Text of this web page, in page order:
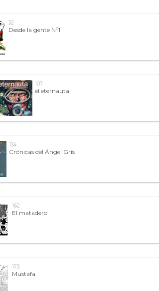
32
Desde la gente Nº1
107
el eternauta
134
Crónicas del Ángel Gris
162
El matadero
173
Mustafa